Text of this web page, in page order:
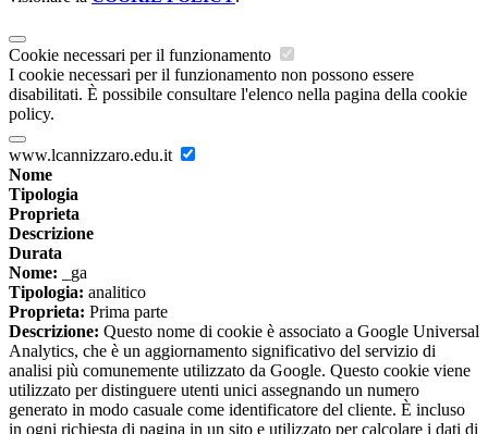
Cookie necessari per il funzionamento
I cookie necessari per il funzionamento non possono essere
disabilitati. È possibile consultare l'elenco nella pagina della cookie
policy.
www.lcannizzaro.edu.it
Nome
Tipologia
Proprieta
Descrizione
Durata
Nome: _ga
Tipologia: analitico
Proprieta: Prima parte
Descrizione: Questo nome di cookie è associato a Google Universal
Analytics, che è un aggiornamento significativo del servizio di
analisi più comunemente utilizzato da Google. Questo cookie viene
utilizzato per distinguere utenti unici assegnando un numero
generato in modo casuale come identificatore del cliente. È incluso
in ogni richiesta di pagina in un sito e utilizzato per calcolare i dati di